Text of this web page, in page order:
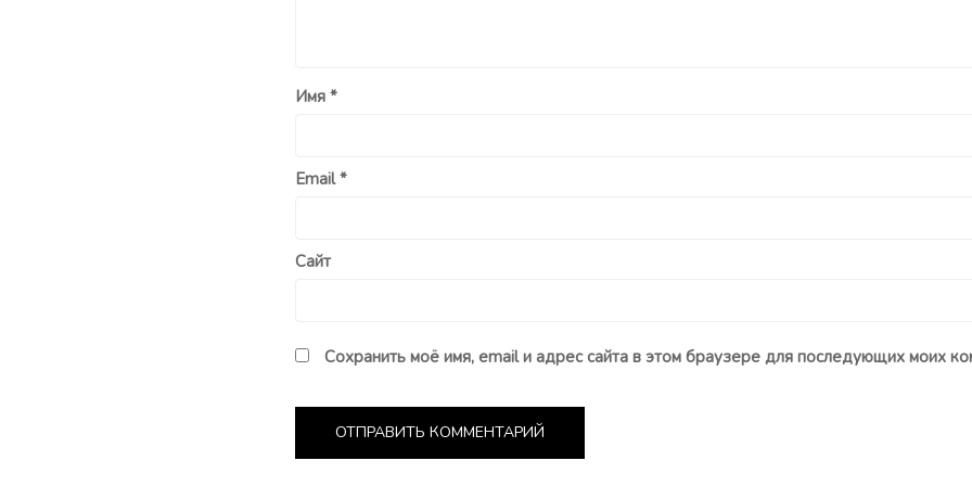
Имя *
Email*
Сайт
Сохранить моё имя, email и адрес сайта в этом браузере для последующих моих